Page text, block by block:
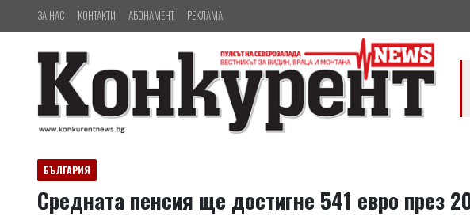
ЗА НАС КОНТАКТИ АБОНАМЕНТ РЕКЛАМА
БЪЛГАРИЯ
Средната пенсия ще достигне 541 евро през